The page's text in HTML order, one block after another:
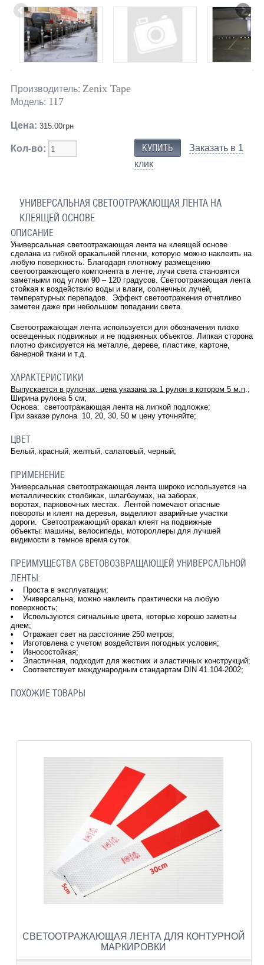
Производитель: Zenix Tape
Модель: 117
Цена: 315.00грн
Кол-во:
Заказать в 1
клик
УНИВЕРСАЛЬНАЯ СВЕТООТРАЖАЮЩАЯ ЛЕНТА НА
КЛЕЯЩЕЙ ОСНОВЕ
ОПИСАНИЕ
Универсальная светоотражающая лента на клеящей основе
сделана из гибкой оракальной пленки, которую можно наклеить на
любую поверхность. Благодаря плотному размещению
светоотражающего компонента в ленте, лучи света становятся
заметными под углом 90 – 120 градусов. Светоотражающая лента
стойкая к воздействию воды и влаги, солнечных лучей,
температурных перепадов. Эффект светоотражения отчетливо
заметен даже при небольшом попадании света.
Светоотражающая лента используется для обозначения плохо
освещенных подвижных и не подвижных объектов. Липкая сторона
плотно фиксируется на металле, дереве, пластике, картоне,
банерной ткани и т.д.
ХАРАКТЕРИСТИКИ
Выпускается в рулонах, цена указана за 1 рулон в котором 5 м.п.;
Ширина рулона 5 см;
Основа: светоотражающая лента на липкой подложке;
При заказе рулона 10, 20, 30, 50 м цену уточняйте;
ЦВЕТ
Белый, красный, желтый, салатовый, черный;
ПРИМЕНЕНИЕ
Универсальная светоотражающая лента широко используется на
металлических столбиках, шлагбаумах, на заборах,
воротах, парковочных местах. Лентой помечают опасные
повороты и клеят на деревья, выделяют аварийные участки
дороги. Светоотражающий оракал клеят на подвижные
объекты: машины, велосипеды, мотороллеры для лучшей
видимости в темное время суток.
ПРЕИМУЩЕСТВА СВЕТОВОЗВРАЩАЮЩЕЙ УНИВЕРСАЛЬНОЙ
ЛЕНТЫ:
• Проста в эксплуатации;
• Универсальна, можно наклеить практически на любую
поверхность;
• Используются сигнальные цвета, которые хорошо заметны
днем;
• Отражает свет на расстояние 250 метров;
• Изготовлена с учетом воздействия погодных условия;
• Износостойкая;
• Эластичная, подходит для жестких и эластичных конструкций;
• Соответствует международным стандартам DIN 41.104-2002;
ПОХОЖИЕ ТОВАРЫ
СВЕТООТРАЖАЮЩАЯ ЛЕНТА ДЛЯ КОНТУРНОЙ
МАРКИРОВКИ